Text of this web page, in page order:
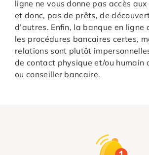
ligne ne vous donne pas accès
et donc, pas de prêts, de
d’autres. Enfin, la banque en ligne
les procédures bancaires certes,
relations sont plutôt
de contact physique et/ou humain
ou conseiller bancaire.